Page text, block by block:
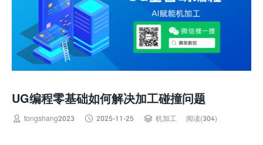
UG编程零基础如何解决加工碰撞问题
 tongshang2023  2025-11-25  机加工 阅读(304)